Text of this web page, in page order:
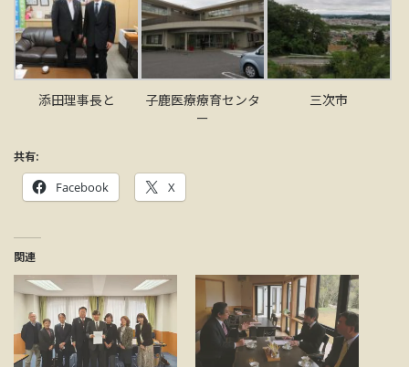
添田理事長と
子鹿医療療育センタ
ー
三次市
共有:
Facebook X
関連